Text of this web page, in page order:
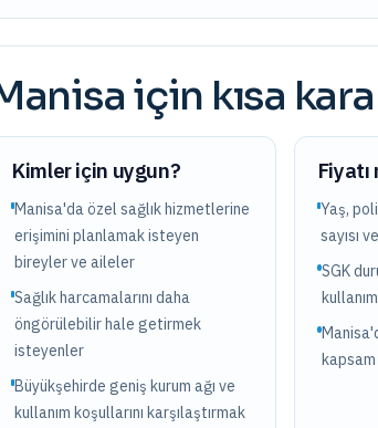
için kısa
Kimler için uygun?
Manisa'da özel sağlık hizmetlerine
erişimini planlamak isteyen
bireyler ve aileler
Sağlık harcamalarını daha
öngörülebilir hale getirmek
isteyenler
Büyükşehirde geniş kurum ağı ve
kullanım koşullarını karşılaştırmak
Yaş,
sayısı
SGK